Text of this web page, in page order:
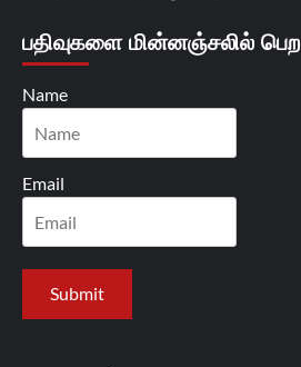
பதிவுகளை மின்னஞ்சலில் பெற
Name
Email